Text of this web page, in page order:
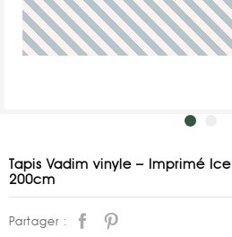
Tapis Vadim vinyle – Imprimé
200cm
Partager :